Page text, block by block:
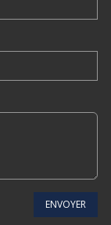
ENVOYER